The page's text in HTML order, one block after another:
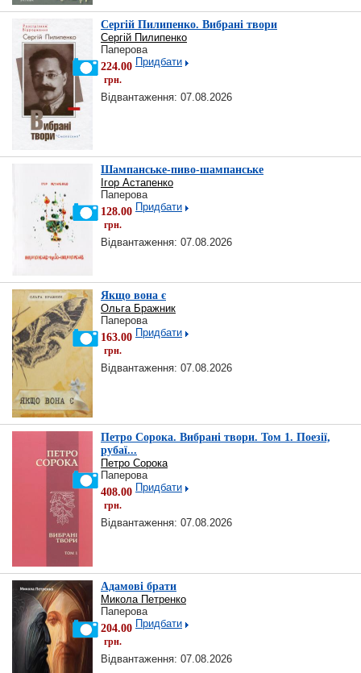
Сергій Пилипенко. Вибрані твори
Сергій Пилипенко
Паперова
224.00
грн.
Придбати
Відвантаження: 07.08.2026
Шампанське-пиво-шампанське
Ігор Астапенко
Паперова
128.00
грн.
Придбати
Відвантаження: 07.08.2026
Якщо вона є
Ольга Бражник
Паперова
163.00
грн.
Придбати
Відвантаження: 07.08.2026
Петро Сорока. Вибрані твори. Том 1. Поезії,
рубаї...
Петро Сорока
Паперова
408.00
грн.
Придбати
Відвантаження: 07.08.2026
Адамові брати
Микола Петренко
Паперова
204.00
грн.
Придбати
Відвантаження: 07.08.2026